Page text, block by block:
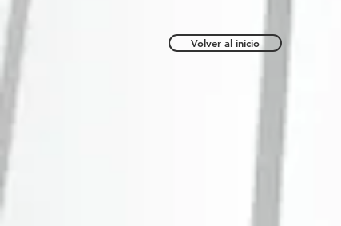
Volver al inicio